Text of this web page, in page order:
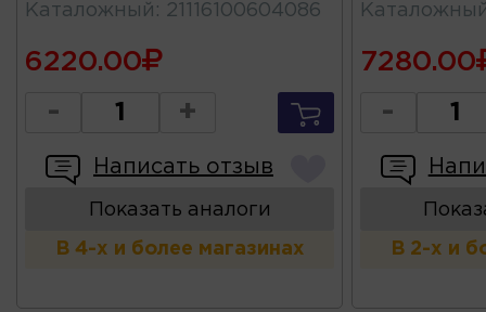
Каталожный : 21116100604086
6220.00
- +
Написать отзыв
Показать аналоги
В 4-х и более магазинах
7280.00
-
В 2-х и